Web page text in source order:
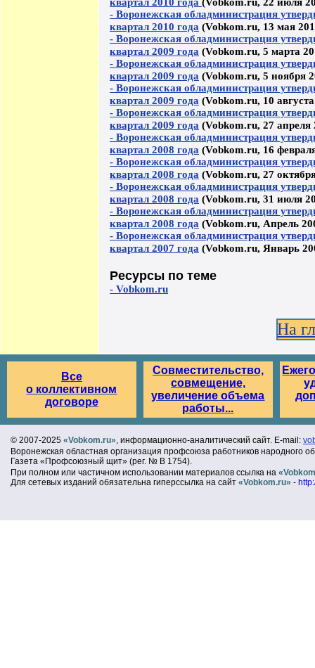
- Воронежская обладминистрация
квартал 2010 года (Vobkom.ru, 13 мая
- Воронежская обладминистрация
квартал 2009 года (Vobkom.ru, 5 марта
- Воронежская обладминистрация
квартал 2009 года (Vobkom.ru, 5 ноября
- Воронежская обладминистрация
квартал 2009 года (Vobkom.ru, 10
- Воронежская обладминистрация
квартал 2009 года (Vobkom.ru, 27 апреля
- Воронежская обладминистрация
квартал 2008 года (Vobkom.ru, 16
- Воронежская обладминистрация
квартал 2008 года (Vobkom.ru, 27
- Воронежская обладминистрация
квартал 2008 года (Vobkom.ru, 31 июля
- Воронежская обладминистрация
квартал 2008 года (Vobkom.ru, Апрель
- Воронежская обладминистрация
квартал 2007 года (Vobkom.ru, Январь
Ресурсы по теме
- Vobkom.ru
На
Все
о коллективном
договоре
Совместительство,
совмещение,
увеличение объема
работы...
© 2007-2025 «Vobkom.ru», информационно-аналитический сайт. E-mail:
Воронежская областная организация профсоюза работников народного
Газета «Профсоюзный щит» (рег. № В 1754).
При полном или частичном использовании материалов ссылка на
Для сетевых изданий обязательна гиперссылка на сайт «Vobkom.ru» -